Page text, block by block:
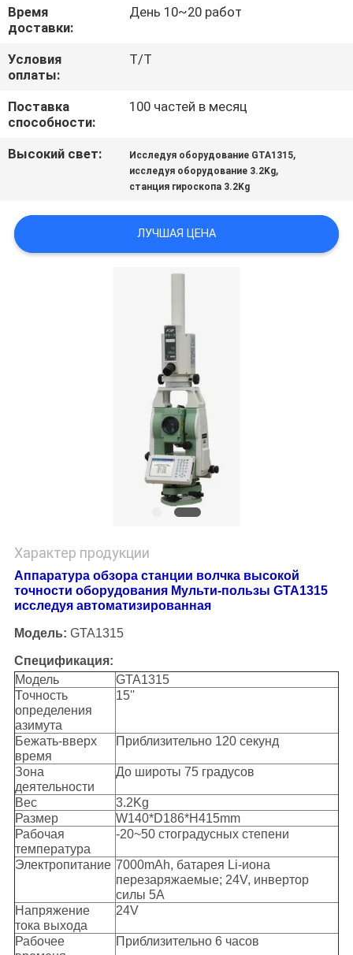
СПРОСИТЕ
ЦИТАТУ
КАРТА
POLICY
Время
доставки:
День 10~20 работ
Условия
оплаты:
T/T
Поставка
способности:
100 частей в месяц
Высокий свет: Исследуя оборудование GTA1315,
исследуя оборудование 3.2Kg,
станция гироскопа 3.2Kg
ЛУЧШАЯ ЦЕНА
Характер продукции
Аппаратура обзора станции волчка высокой
точности оборудования Мульти-пользы GTA1315
исследуя автоматизированная
Модель: GTA1315
Спецификация:
Модель
GTA1315
Точность
определения
азимута
15''
Бежать-вверх
время
Приблизительно 120 секунд
Зона
деятельности
До широты 75 градусов
Вес
3.2Kg
Размер
W140*D186*H415mm
Рабочая
температура
-20~50 стоградусных степени
Электропитание 7000mAh, батарея Li-иона
перезаряжаемые; 24V, инвертор
силы 5A
Напряжение
тока выхода
24V
Рабочее
Приблизительно 6 часов